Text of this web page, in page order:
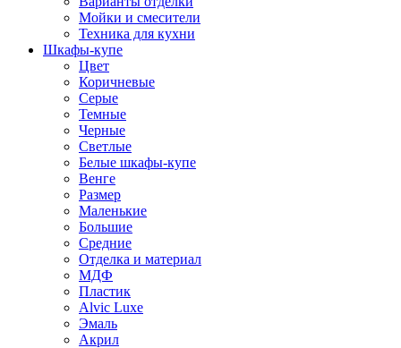
Мойки и смесители
Техника для кухни
Шкафы-купе
Цвет
Коричневые
Серые
Темные
Черные
Светлые
Белые шкафы-купе
Венге
Размер
Маленькие
Большие
Средние
Отделка и материал
МДФ
Пластик
Alvic Luxe
Эмаль
Акрил